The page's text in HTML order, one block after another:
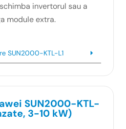
invertorul sau a
module extra.
SUN2000-KTL-L1
SUN2000-KTL-
3-10 kW)